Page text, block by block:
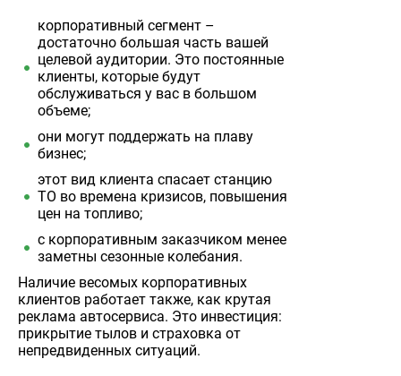
корпоративный сегмент –
достаточно большая часть вашей
целевой аудитории. Это постоянные
клиенты, которые будут
обслуживаться у вас в большом
объеме;
они могут поддержать на плаву
бизнес;
этот вид клиента спасает станцию
ТО во времена кризисов, повышения
цен на топливо;
с корпоративным заказчиком менее
заметны сезонные колебания.
Наличие весомых корпоративных
клиентов работает также, как крутая
реклама автосервиса. Это инвестиция:
прикрытие тылов и страховка от
непредвиденных ситуаций.